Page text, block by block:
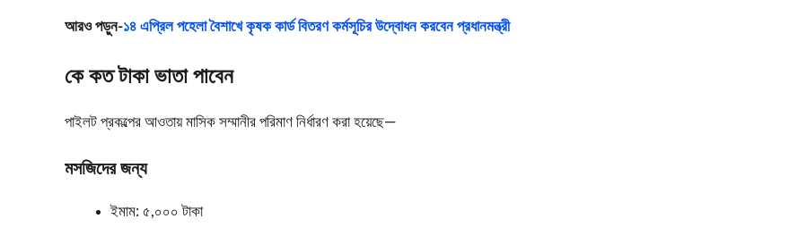
আরও পড়ুন-১৪ এপ্রিল পহেলা বৈশাখে কৃষক কার্ড বিতরণ কর্মসূচির উদ্বোধন করবেন প্রধানমন্ত্রী
কে কত টাকা ভাতা পাবেন
পাইলট প্রকল্পের আওতায় মাসিক সম্মানীর পরিমাণ নির্ধারণ করা হয়েছে—
মসজিদের জন্য
ইমাম: ৫,০০০ টাকা